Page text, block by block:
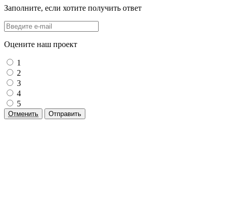
Заполните, если хотите получить ответ
Оцените наш проект
1
2
3
4
5
Отменить Отправить